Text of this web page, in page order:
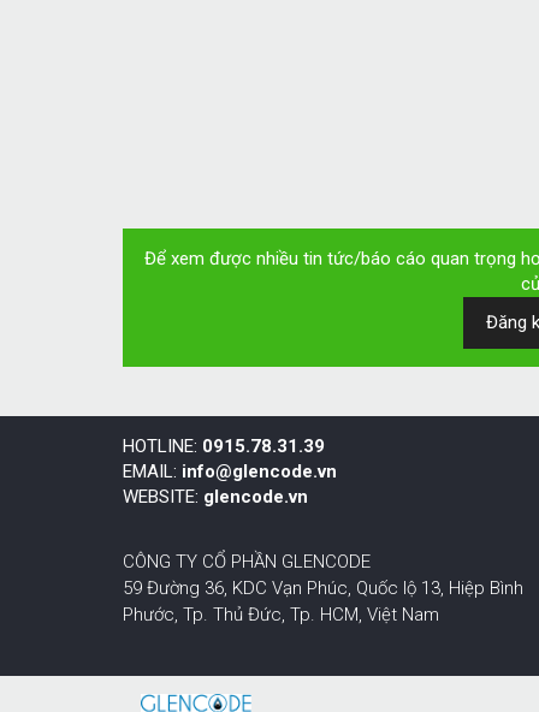
Để xem được nhiều tin tức/báo cáo quan trọng
Đăng
HOTLINE: 0915.78.31.39
EMAIL: info@glencode.vn
WEBSITE: glencode.vn
CÔNG TY CỔ PHẦN GLENCODE
59 Đường 36, KDC Vạn Phúc, Quốc lộ 13, Hiệp Bình
Phước, Tp. Thủ Đức, Tp. HCM Việt Nam